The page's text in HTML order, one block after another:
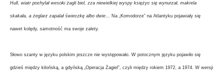
Hull, wiatr pochylał wesoło żagli biel, zza niewielkiej wyspy księżyc się wynurzał, makrela
skakała, a żeglarz zapalał świeczkę albo dwie… Na „Komodorze” na Atlantyku pojawiały się
nawet kolędy, samotność ma swoje zalety.
Słowo szanty w języku polskim jeszcze nie występowało. W potocznym języku pojawiło się
gdzieś między kilońską, a gdyńską „Operacja Żagiel”, czyli między rokiem 1972, a 1974. W wersji